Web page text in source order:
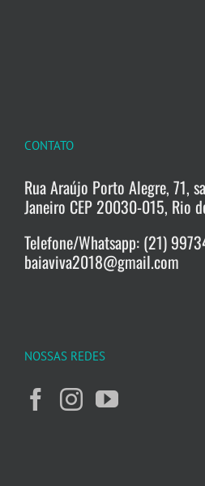
CONTATO
Rua Araújo Porto Alegre, 71,
Janeiro CEP 20030-015, Rio
Telefone/Whatsapp: (21)
baiaviva2018@gmail.com
NOSSAS REDES